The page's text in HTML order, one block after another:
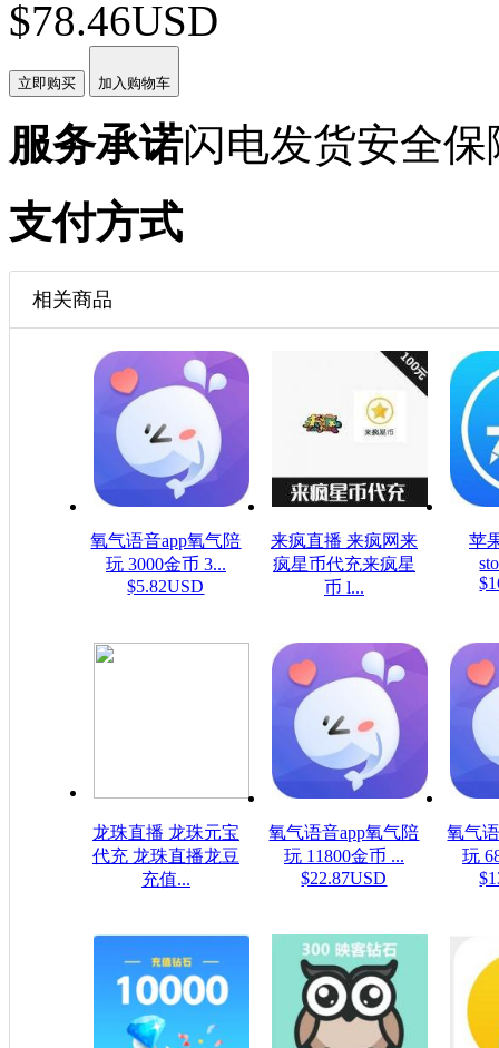
$78.46USD
立即购买 加入购物车
服务承诺闪电发货安全保
支付方式
相关商品
氧气语音app氧气陪
玩 3000金币 3...
$5.82USD
来疯直播 来疯网来
疯星币代充来疯星
币 l...
苹
龙珠直播 龙珠元宝
代充 龙珠直播龙豆
充值...
氧气语音app氧气陪
玩 11800金币 ...
$22.87USD
氧气
玩